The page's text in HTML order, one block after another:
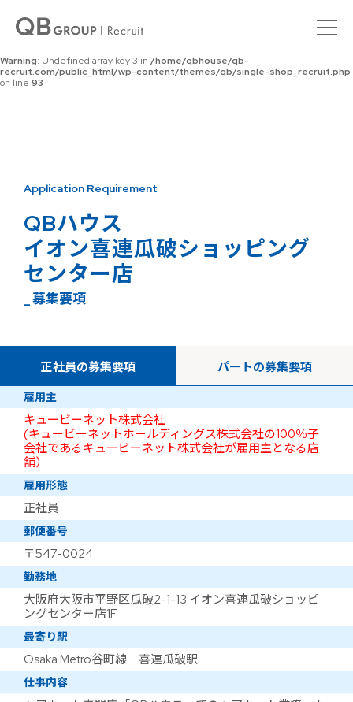
Warning : Undefined array key 0 in
recruit.com/public_html/wp-content/themes/qb/single-shop_recruit.php
on line92
Warning: Undefined array key 3 in /home/qbhouse/qb-
recruit.com/public_html/wp-content/themes/qb/single-shop_recruit.php
on line 93
Application Requirement
QBハウス
イオン喜連瓜破ショッピング
センター店
_ 募集要項
正社員の募集要項 パートの募集要項
雇用主
キュービーネット株式会社
(キュービーネットホールディングス株式会社の100％子
会社であるキュービーネット株式会社が雇用主となる店
舗）
雇用形態
正社員
郵便番号
〒547-0024
勤務地
大阪府大阪市平野区瓜破2-1-13 イオン喜連瓜破ショッピ
ングセンター店1F
最寄り駅
Osaka Metro谷町線 喜連瓜破駅
仕事内容